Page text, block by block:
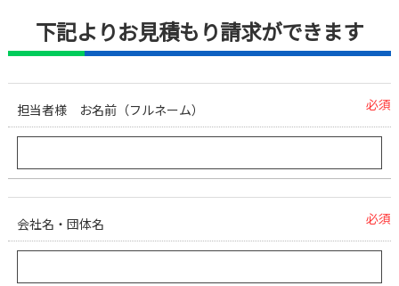
下記よりお見積もり請求ができます
担当者様 お名前（フルネーム） 必須
会社名・団体名 必須